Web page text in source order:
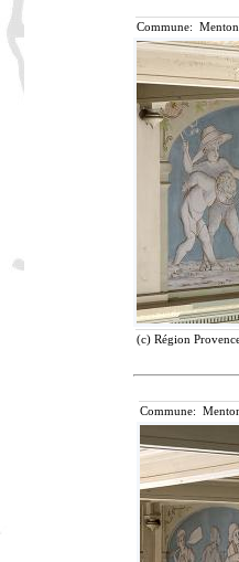
Commune:
(c) Région
Commune: